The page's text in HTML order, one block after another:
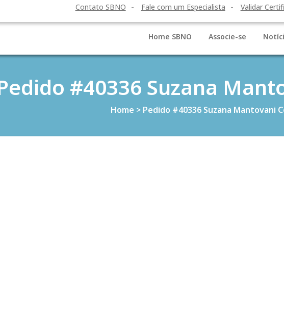
Contato SBNO Fale com um Especialista Validar
Home SBNO Associe-se
#40336 Suzana
Home > Pedido #40336 Suzana Mantovani